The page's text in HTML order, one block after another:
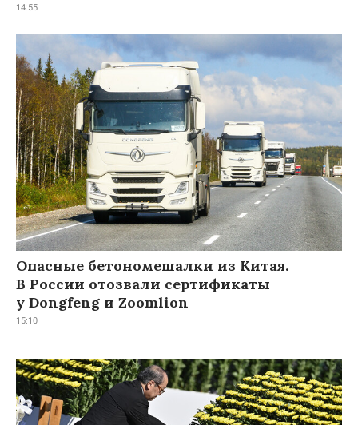
14:55
Опасные бетономешалки из Китая.
В России отозвали сертификаты
у Dongfeng и Zoomlion
15:10